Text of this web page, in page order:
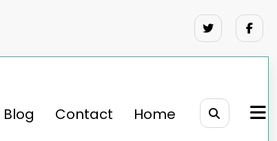
Blog Contact Home